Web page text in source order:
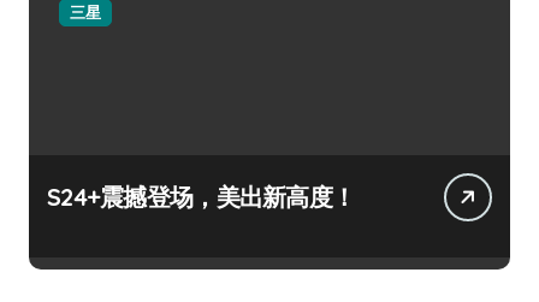
三星
S24+震撼登场，美出新高度！